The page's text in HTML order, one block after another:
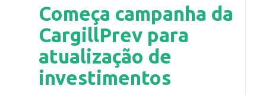
Começa campanha da
CargillPrev para
atualização de
investimentos